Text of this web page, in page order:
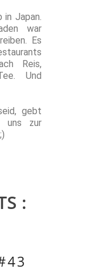
in Japan.
war
Es
Reis,
Und
gebt
uns zur
: